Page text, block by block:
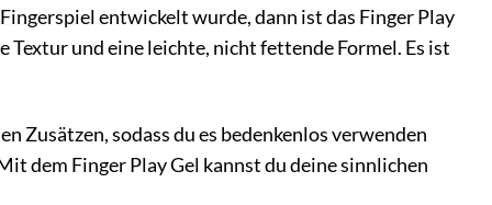
entwickelt wurde, dann ist das Finger Play
und eine leichte, nicht fettende Formel. Es ist
Zusätzen, sodass du es bedenkenlos verwenden
dem Finger Play Gel kannst du deine sinnlichen